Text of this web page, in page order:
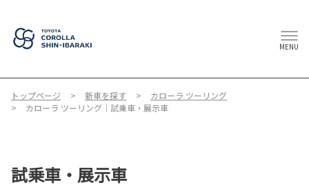
MENU
トップページ 新車を探す
カローラ ツーリング
カローラ ツーリング｜試乗車・展示車
試乗車・展示車